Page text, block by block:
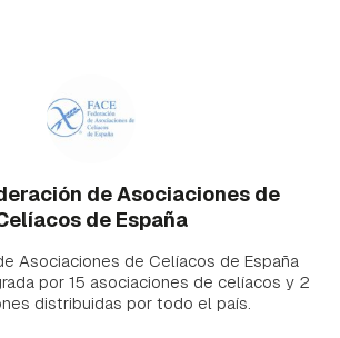
de Asociaciones de
de España
Asociaciones de Celíacos de España
por 15 asociaciones de celíacos y 2
distribuidas por todo el país.